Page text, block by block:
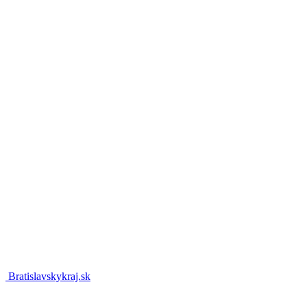
Bratislavskykraj.sk